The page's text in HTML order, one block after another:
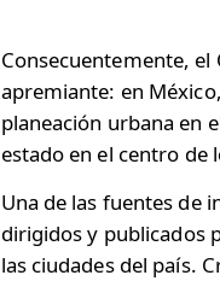
Consecuentemente,
apremiante: en
planeación urbana en
estado en el centro de
Una de las fuentes de
dirigidos y publicados
las ciudades del país.